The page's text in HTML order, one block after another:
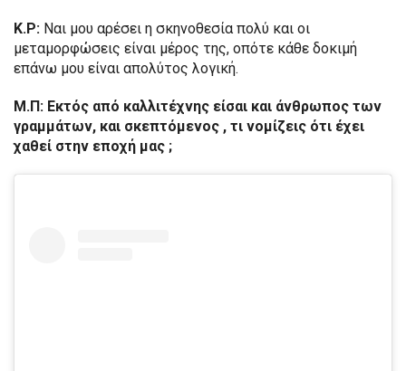
Κ.Ρ: Ναι μου αρέσει η σκηνοθεσία πολύ και οι
μεταμορφώσεις είναι μέρος της, οπότε κάθε δοκιμή
επάνω μου είναι απολύτος λογική.
Μ.Π: Εκτός από καλλιτέχνης είσαι και άνθρωπος των
γραμμάτων, και σκεπτόμενος , τι νομίζεις ότι έχει
χαθεί στην εποχή μας ;